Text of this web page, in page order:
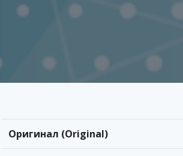
Оригинал (Original)